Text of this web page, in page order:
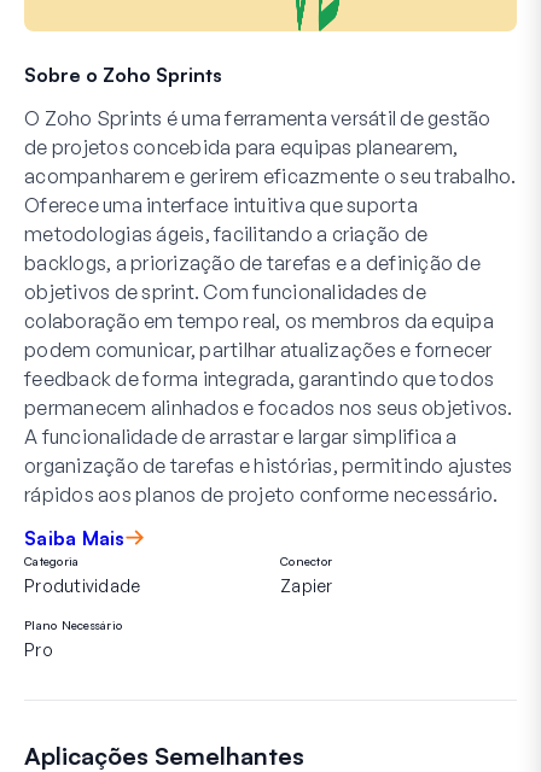
Sobre o Zoho Sprints
O Zoho Sprints é uma ferramenta versátil de gestão
de projetos concebida para equipas planearem,
acompanharem e gerirem eficazmente o seu trabalho.
Oferece uma interface intuitiva que suporta
metodologias ágeis, facilitando a criação de
backlogs, a priorização de tarefas e a definição de
objetivos de sprint. Com funcionalidades de
colaboração em tempo real, os membros da equipa
podem comunicar, partilhar atualizações e fornecer
feedback de forma integrada, garantindo que todos
permanecem alinhados e focados nos seus objetivos.
A funcionalidade de arrastar e largar simplifica a
organização de tarefas e histórias, permitindo ajustes
rápidos aos planos de projeto conforme necessário.
Saiba Mais
Categoria
Produtividade
Conector
Zapier
Plano Necessário
Pro
Aplicações Semelhantes